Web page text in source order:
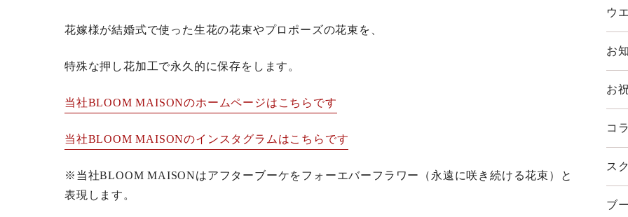
花嫁様が結婚式で使った生花の花束やプロポーズの花束を、
特殊な押し花加工で永久的に保存をします。
当社BLOOM MAISONのホームページはこちらです
当社BLOOM MAISONのインスタグラムはこちらです
※当社BLOOM MAISONはアフターブーケをフォーエバーフラワー（永遠に咲き続ける花束）と
表現します。
ウ
お
お
コ
ス
ブ